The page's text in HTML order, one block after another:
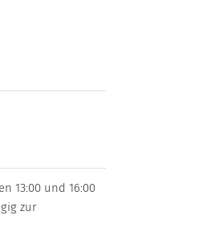
13:00 und 16:00
zur